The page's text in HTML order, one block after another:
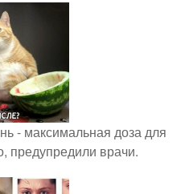
- максимальная доза для
предупредили врачи.